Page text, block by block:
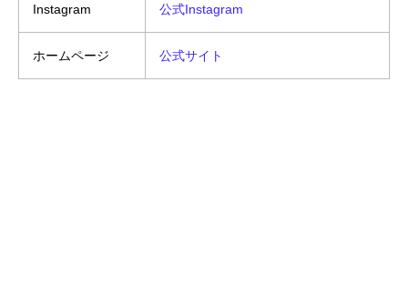
Instagram 公式Instagram
ホームページ 公式サイト